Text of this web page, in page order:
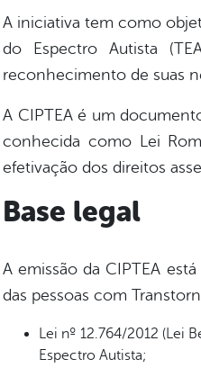
A iniciativa tem como
do Espectro Autista
reconhecimento de suas
A CIPTEA é um
conhecida como Lei
efetivação dos direitos
Base legal
A emissão da CIPTEA
das pessoas com
Lei nº 12.764/2012 (Lei
Espectro Autista;